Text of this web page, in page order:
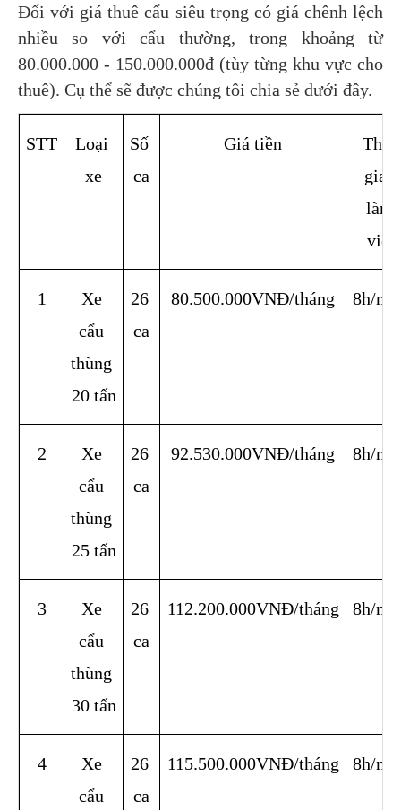
Đối với giá thuê cẩu siêu trọng có giá chênh lệch
nhiều so với cẩu thường, trong khoảng từ
80.000.000 - 150.000.000đ (tùy từng khu vực cho
thuê). Cụ thể sẽ được chúng tôi chia sẻ dưới đây.
STT
Loại
xe
Số
ca
Giá tiền
Thời
gian
làm
việc
1
Xe
cẩu
thùng
20 tấn
26
ca
80.500.000VNĐ/tháng 8h/
2
Xe
cẩu
thùng
25 tấn
26
ca
92.530.000VNĐ/tháng 8h/
3
Xe
cẩu
thùng
30 tấn
26
ca
112.200.000VNĐ/tháng 8h/
4
Xe
cẩu
26
ca
115.500.000VNĐ/tháng 8h/